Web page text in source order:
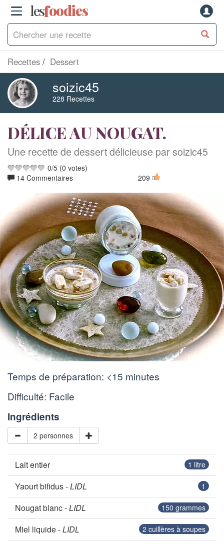
lesfoodies
Recettes Dessert
soizic45
228 Recettes
DÉLICE AU NOUGAT.
Une recette de dessert délicieuse par soizic45
0/5 (0 votes)
14 Commentaires
209
Temps de préparation: <15 minutes
Difficulté: Facile
Ingrédients
2 personnes
Lait entier 1 litre
Yaourt bifidus -LIDL 1
Nougat blanc -LIDL 150 grammes
Miel liquide -LIDL 2 cuillères à soupes